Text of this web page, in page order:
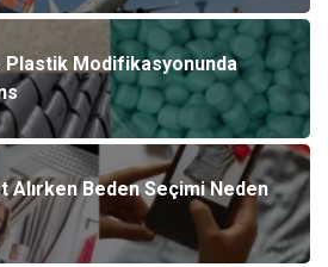
Plastik Modifikasyonunda
Alırken Beden Seçimi Neden